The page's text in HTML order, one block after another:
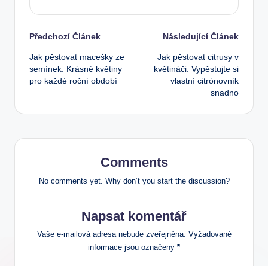
Post
navigation
Předchozí Článek
Jak pěstovat macešky ze
semínek: Krásné květiny
pro každé roční období
Následující Článek
Jak pěstovat citrusy v
květináči: Vypěstujte si
vlastní citrónovník
snadno
Comments
No comments yet. Why don’t you start the discussion?
Napsat komentář
Vaše e-mailová adresa nebude zveřejněna. Vyžadované
informace jsou označeny *